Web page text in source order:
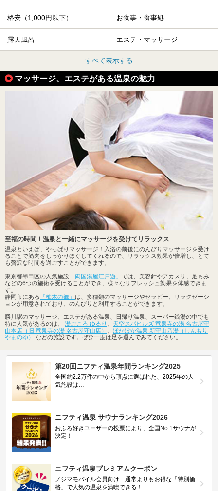
格安（1,000円以下） お食事・食事処
露天風呂 エステ・マッサージ
すべて表示する
マッサージ、エステがある温泉の魅力
至福の時間！温泉と一緒にマッサージを受けてリラックス
温泉といえば、やっぱりマッサージ！入浴の前後にのんびりマッサージを受け
ることで筋肉をしっかりほぐしてくれるので、リラックス効果が倍増し、とて
も贅沢な時間を過ごすことができます。
東京都墨田区の人気施設 「両国湯屋江戸遊」 では、美容針やアカスリ、足もみ
などの6つの施術を受けることができ、様々なリフレッシュ効果を体感できま
す。
静岡市にある 「柚木の郷」 は、多種類のマッサージやセラピー、リラクゼーシ
ョンが用意されており、のんびりと利用することができます。
勝川駅のマッサージ、エステがある温泉、日帰り温泉、スーパー銭湯の中でも
特に人気があるのは、 湯ごころ ゆるり 、 天空スパヒルズ 竜泉寺の湯 名古屋守
山本店（旧 竜泉寺の湯 名古屋守山店） 、 ぽかぽか温泉 新守山乃湯（しんもり
やまのゆ）
などの施設です。ぜひ一度は足を運んでみてください。
第20回ニフティ温泉年間ランキング2025
全国約2.2万件の中から頂点に選ばれた、2025年の人
気施設は…
ニフティ温泉 サウナランキング2026
おふろ好きユーザーの投票により、全国No.1サウナが
決定！
ニフティ温泉プレミアムクーポン
ノジマモバイル会員向け 通常よりもお得な「特別価
格」で人気の温泉を満喫できる！